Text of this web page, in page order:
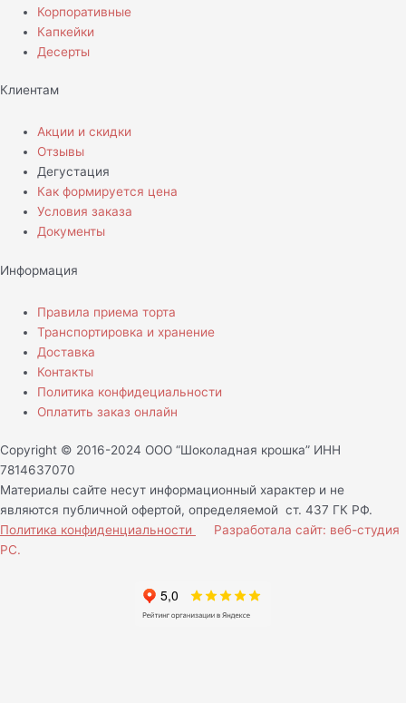
Корпоративные
Капкейки
Десерты
Клиентам
Акции и скидки
Отзывы
Дегустация
Как формируется цена
Условия заказа
Документы
Информация
Правила приема торта
Транспортировка и хранение
Доставка
Контакты
Политика конфидециальности
Оплатить заказ онлайн
Copyright © 2016-2024 ООО “Шоколадная крошка” ИНН
7814637070
Материалы сайте несут информационный характер и не
являются публичной офертой, определяемой ст. 437 ГК РФ.
Политика конфиденциальности
Разработала сайт: веб-студия
РС.